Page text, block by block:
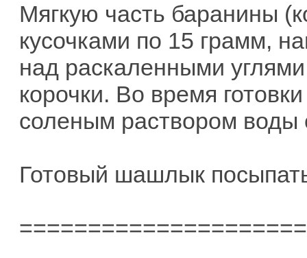
Мягкую часть баранины
кусочками по 15 грамм,
над раскаленными
корочки. Во время
соленым раствором воды
Готовый шашлык